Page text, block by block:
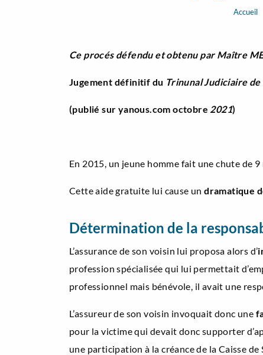
Accueil
Ce procés défendu et obtenu par Maître
Jugement définitif du Trinunal Judiciaire
(publié sur yanous.com octobre 2021)
En 2015, un jeune homme fait une chute de
Cette aide gratuite lui cause undramatique
Détermination de la
L’assurance de son voisin lui proposa alors d’
profession spécialisée qui lui permettait
professionnel mais bénévole, il avait une
L’assureur de son voisin invoquait donc une
pour la victime qui devait donc supporter
une participation à la créance de la Caisse